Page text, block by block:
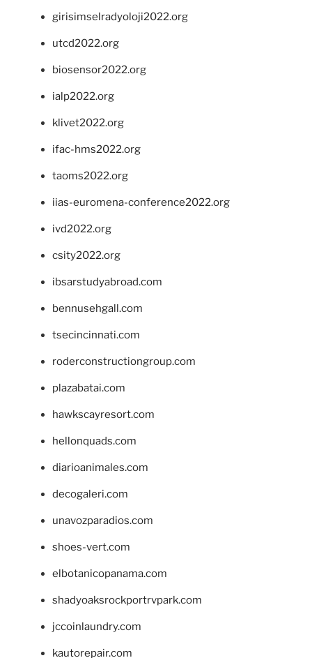
girisimselradyoloji2022.org
utcd2022.org
biosensor2022.org
ialp2022.org
klivet2022.org
ifac-hms2022.org
taoms2022.org
iias-euromena-conference2022.org
ivd2022.org
csity2022.org
ibsarstudyabroad.com
bennusehgall.com
tsecincinnati.com
roderconstructiongroup.com
plazabatai.com
hawkscayresort.com
hellonquads.com
diarioanimales.com
decogaleri.com
unavozparadios.com
shoes-vert.com
elbotanicopanama.com
shadyoaksrockportrvpark.com
jccoinlaundry.com
kautorepair.com